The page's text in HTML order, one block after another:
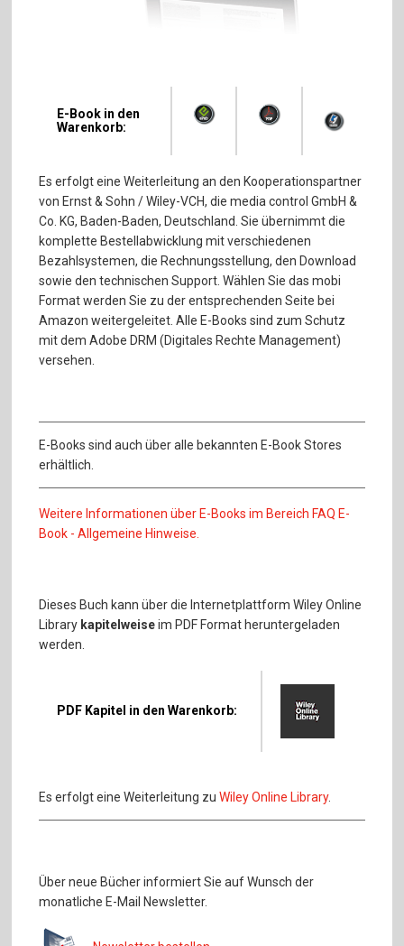
E-Book in den
Warenkorb:
Es erfolgt eine Weiterleitung an den Kooperationspartner
von Ernst & Sohn / Wiley-VCH, die media control GmbH &
Co. KG, Baden-Baden, Deutschland. Sie übernimmt die
komplette Bestellabwicklung mit verschiedenen
Bezahlsystemen, die Rechnungsstellung, den Download
sowie den technischen Support. Wählen Sie das mobi
Format werden Sie zu der entsprechenden Seite bei
Amazon weitergeleitet. Alle E-Books sind zum Schutz
mit dem Adobe DRM (Digitales Rechte Management)
versehen.
E-Books sind auch über alle bekannten E-Book Stores
erhältlich.
Weitere Informationen über E-Books im Bereich FAQ E-
Book - Allgemeine Hinweise.
Dieses Buch kann über die Internetplattform Wiley Online
Library kapitelweiseim PDF Format heruntergeladen
werden.
PDF Kapitel in den Warenkorb:
Es erfolgt eine Weiterleitung zuWiley Online Library.
Über neue Bücher informiert Sie auf Wunsch der
monatliche E-Mail Newsletter.